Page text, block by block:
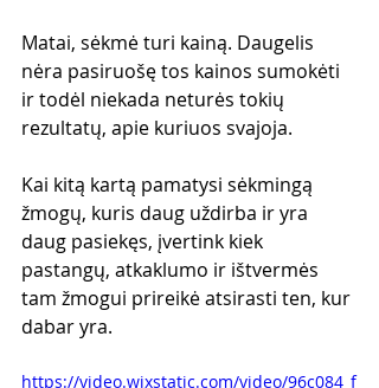
Matai, sėkmė turi kainą. Daugelis
nėra pasiruošę tos kainos sumokėti
ir todėl niekada neturės tokių
rezultatų, apie kuriuos svajoja.
Kai kitą kartą pamatysi sėkmingą
žmogų, kuris daug uždirba ir yra
daug pasiekęs, įvertink kiek
pastangų, atkaklumo ir ištvermės
tam žmogui prireikė atsirasti ten, kur
dabar yra.
https://video.wixstatic.com/video/96c084_f